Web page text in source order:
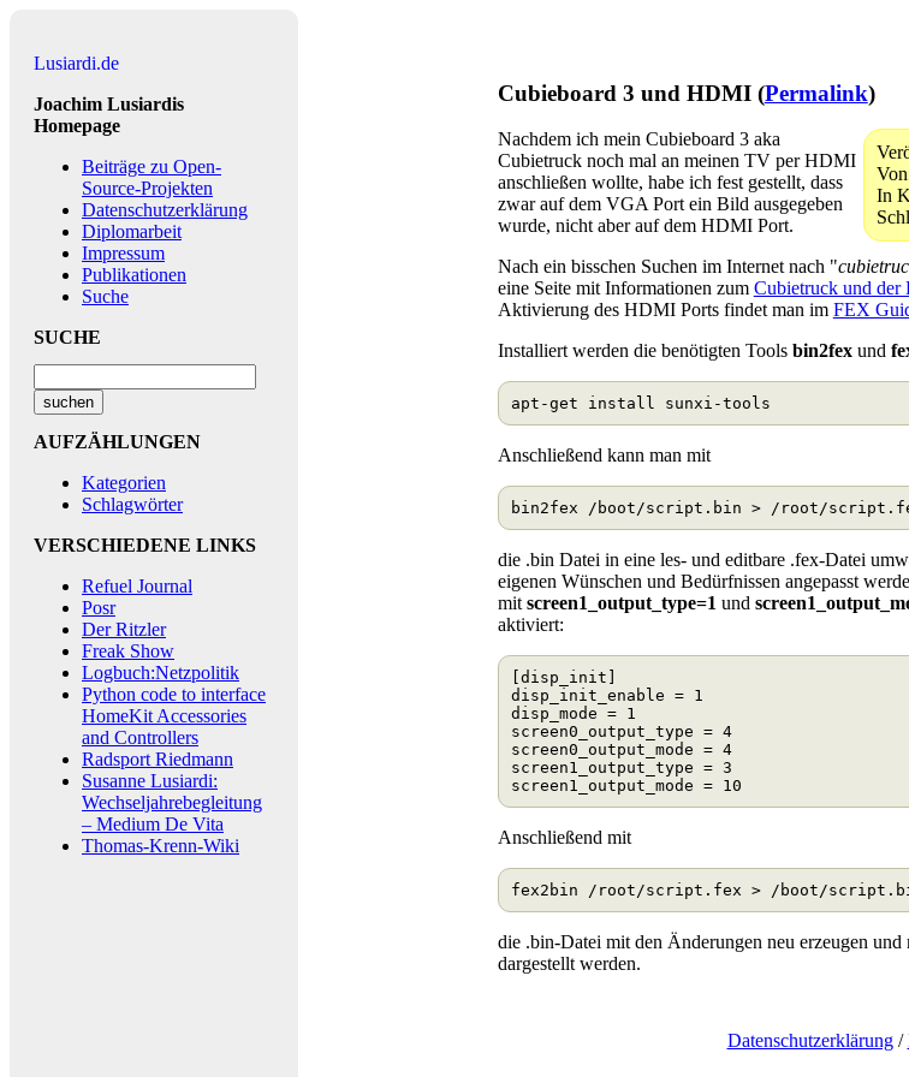
Lusiardi.de
Joachim Lusiardis
Homepage
Beiträge zu Open-
Source-Projekten
Datenschutzerklärung
Diplomarbeit
Impressum
Publikationen
Suche
SUCHE
AUFZÄHLUNGEN
Kategorien
Schlagwörter
VERSCHIEDENE LINKS
Refuel Journal
Posr
Der Ritzler
Freak Show
Logbuch:Netzpolitik
Python code to interface
HomeKit Accessories
and Controllers
Radsport Riedmann
Susanne Lusiardi:
Wechseljahrebegleitung
– Medium De Vita
Thomas-Krenn-Wiki
Cubieboard 3 und HDMI (Permalink)
In
Nachdem ich mein Cubieboard 3 aka
Cubietruck noch mal an meinen TV per HDMI
anschließen wollte, habe ich fest gestellt, dass
zwar auf dem VGA Port ein Bild ausgegeben
wurde, nicht aber auf dem HDMI Port.
Nach ein bisschen Suchen im Internet nach "
eine Seite mit Informationen zum Cubietruck und der
Aktivierung des HDMI Ports findet man im FEX
Installiert werden die benötigten Tools bin2fexund
apt -get install sunxi -tools
Anschließend kann man mit
die .bin Datei in eine les- und editbare .fex-Datei
eigenen Wünschen und Bedürfnissen angepasst
mitscreen1_output_type=1und
aktiviert:
[disp_init]
disp_init_enable =
1
disp_mode =
1
screen0_output_type = 4
screen0_output_mode = 4
screen1_output_type = 3
screen1_output_mode = 10
Anschließend mit
die .bin-Datei mit den Änderungen neu erzeugen
dargestellt werden.
Datenschutzerklärung/